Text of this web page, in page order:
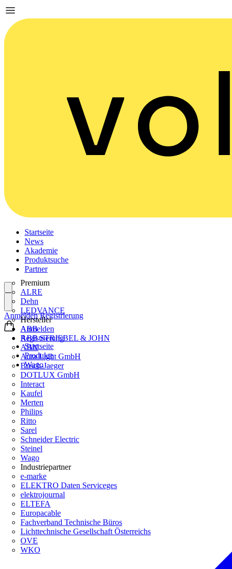
Startseite
News
Akademie
Produktsuche
Partner
Premium
ALRE
Dehn
LEDVANCE
Hersteller
ABB
ABB STRIEBEL & JOHN
ABN
Aura Light GmbH
Busch-Jaeger
DOTLUX GmbH
Interact
Kaufel
Merten
Philips
Ritto
Sarel
Schneider Electric
Steinel
Wago
Industriepartner
e-marke
ELEKTRO Daten Serviceges
elektrojournal
ELTEFA
Europacable
Fachverband Technische Büros
Lichttechnische Gesellschaft Österreichs
OVE
WKO
Anmelden
Registrierung
Anmelden Registrierung
Startseite
Produkte
Wago